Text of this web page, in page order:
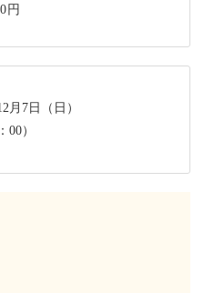
円
月7日（日）
00）